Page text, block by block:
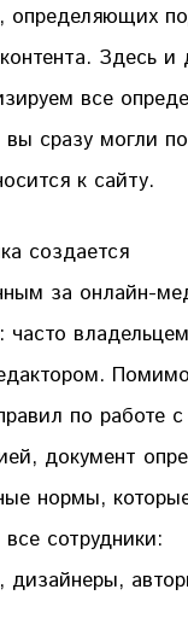
определяющих
Здесь и
все
вы сразу могли
к сайту.
создается
за онлайн-
часто
Помимо
по работе с
документ
нормы,
сотрудники:
дизайнеры,